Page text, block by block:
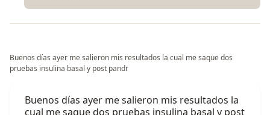
Buenos días ayer me salieron mis resultados la cual me saque dos
pruebas insulina basal y post pandr
Buenos días ayer me salieron mis resultados la
cual me saque dos pruebas insulina basal y post